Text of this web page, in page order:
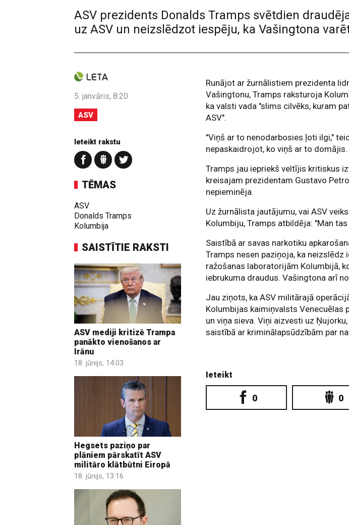
ASV prezidents Donalds Tramps svētdien
uz ASV un neizslēdzot iespēju, ka Vašingtona
5. janvāris, 8:20
ASV
Ieteikt rakstu
TĒMAS
ASV
Donalds Tramps
Kolumbija
SAISTĪTIE RAKSTI
ASV mediji kritizē Trampa
panākto vienošanos ar
Irānu
18. jūnijs, 14:03
Hegsets paziņo par
plāniem pārskatīt ASV
militāro klātbūtni Eiropā
18. jūnijs, 13:16
Runājot ar žurnālistiem prezidenta
Vašingtonu, Tramps raksturoja
ka valsti vada "slims cilvēks, kuram
ASV".
"Viņš ar to nenodarbosies ļoti ilgi,"
nepaskaidrojot, ko viņš ar to domājis.
Tramps jau iepriekš veltījis kritiskus
kreisajam prezidentam Gustavo
nepieminēja.
Uz žurnālista jautājumu, vai ASV
Kolumbiju, Tramps atbildēja: "Man
Saistībā ar savas narkotiku
Tramps nesen paziņoja, ka neizslēdz
ražošanas laboratorijām Kolumbijā,
iebrukuma draudus. Vašingtona arī
Jau ziņots, ka ASV militārajā
Kolumbijas kaimiņvalsts Venecuēlas
un viņa sieva. Viņi aizvesti uz
saistībā ar kriminālapsūdzībām par
Ieteikt
0 0